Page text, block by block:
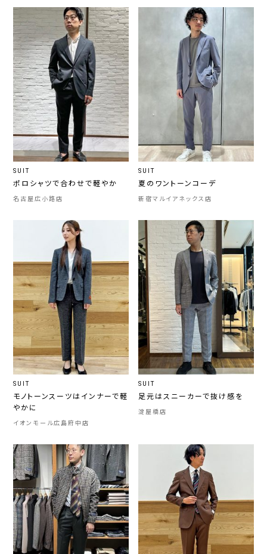
SUIT
ポロシャツで合わせで軽やか
名古屋広小路店
SUIT
夏のワントーンコーデ
新宿マルイアネックス店
SUIT
モノトーンスーツはインナーで軽
やかに
イオンモール広島府中店
SUIT
足元はスニーカーで抜け感を
淀屋橋店